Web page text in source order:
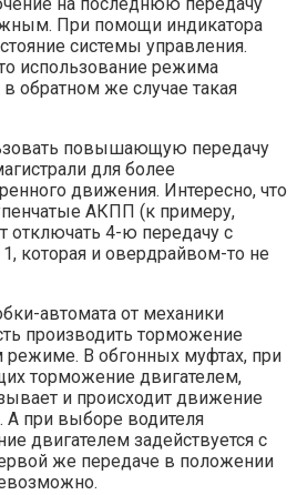
на последнюю передачу
При помощи индикатора
системы управления.
использование режима
обратном же случае такая
повышающую передачу
для более
движения. Интересно, что
АКПП (к примеру,
отключать 4-ю передачу с
которая и овердрайвом-то не
автомата от механики
производить торможение
В обгонных муфтах, при
торможение двигателем,
и происходит движение
А при выборе водителя
двигателем задействуется с
же передаче в положении